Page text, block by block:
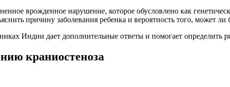
врожденное нарушение, которое обусловлено как
причину заболевания ребенка и вероятность того, может
Индии дает дополнительные ответы и помогает определить
краниостеноза